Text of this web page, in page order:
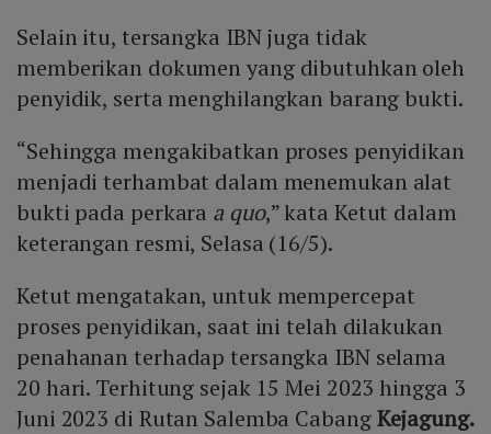
Selain itu, tersangka IBN juga tidak
memberikan dokumen yang dibutuhkan oleh
penyidik, serta menghilangkan barang bukti.
“Sehingga mengakibatkan proses penyidikan
menjadi terhambat dalam menemukan alat
bukti pada perkara a quo,” kata Ketut dalam
keterangan resmi, Selasa (16/5).
Ketut mengatakan, untuk mempercepat
proses penyidikan, saat ini telah dilakukan
penahanan terhadap tersangka IBN selama
20 hari. Terhitung sejak 15 Mei 2023 hingga 3
Juni 2023 di Rutan Salemba CabangKejagung.